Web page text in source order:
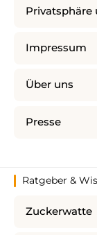
Privatsphäre
Impressum
Über uns
Presse
Ratgeber &
Zuckerwatte